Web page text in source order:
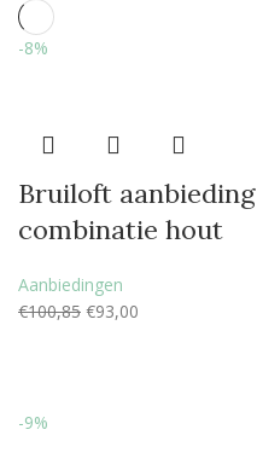
-8%
Bruiloft aanbieding
combinatie hout
Aanbiedingen
€100,85 €93,00
-9%